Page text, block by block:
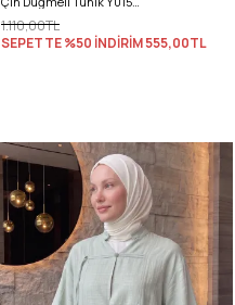
1.110,00TL
SEPETTE %50 İNDİRİM555,00TL